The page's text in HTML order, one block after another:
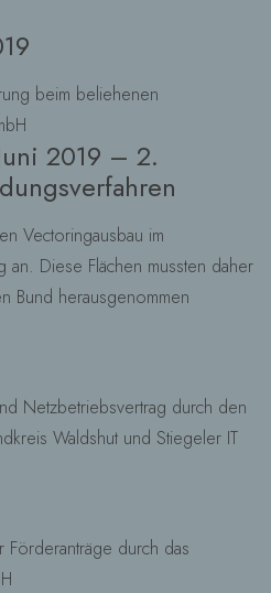
beim beliehenen
2019 – 2.
Vectoringausbau im
Diese Flächen mussten daher
Bund herausgenommen
Netzbetriebsvertrag durch den
Waldshut und Stiegeler IT
Förderanträge durch das